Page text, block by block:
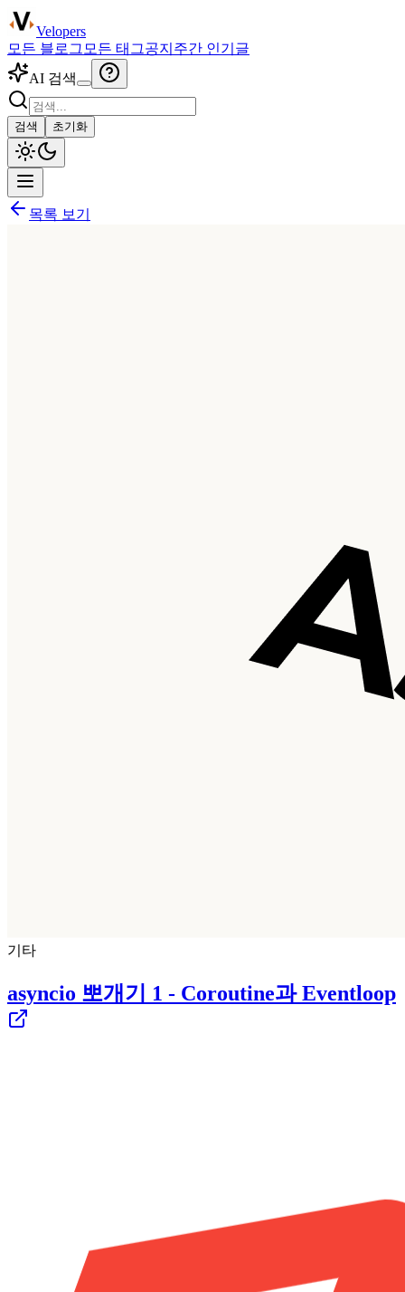
Velopers
모든 블로그 모든 태그공지 주간 인기글
AI 검색
검색 초기화
목록 보기
기타
asyncio 뽀개기 1 - Coroutine과 Eventloop